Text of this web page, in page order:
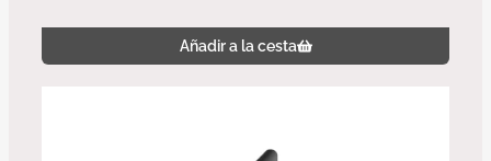
Añadir a la cesta